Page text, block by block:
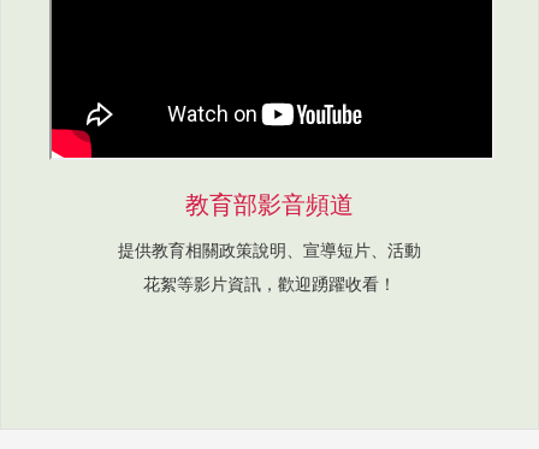
教育部影音頻道
提供教育相關政策說明、宣導短片、活動
花絮等影片資訊，歡迎踴躍收看！